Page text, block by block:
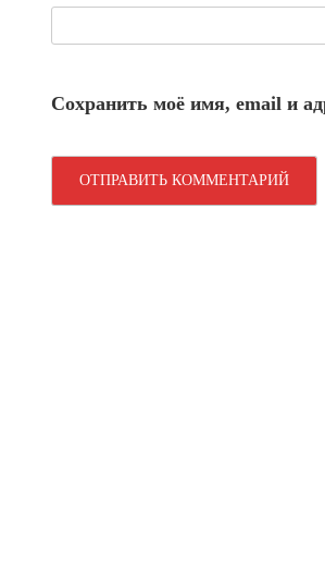
Сохранить моё имя, email и